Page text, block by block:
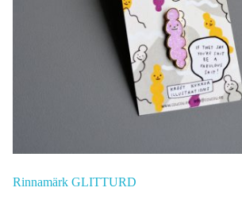
Rinnamärk GLITTURD